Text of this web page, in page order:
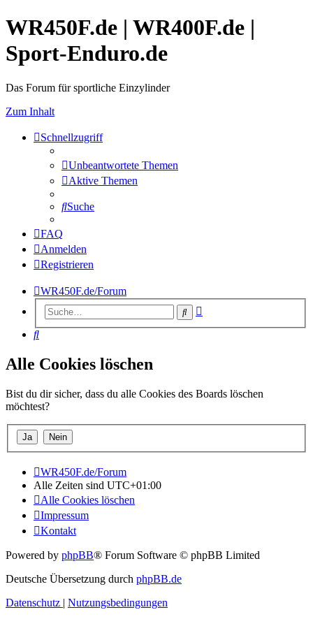
WR450F.de | WR400F.de |
Sport-Enduro.de
Das Forum für sportliche Einzylinder
Zum Inhalt
Schnellzugriff
Unbeantwortete Themen
Aktive Themen
Suche
FAQ
Anmelden
Registrieren
WR450F.de/Forum
Suche
Suche
Alle Cookies löschen
Bist du dir sicher, dass du alle Cookies des Boards löschen
möchtest?
WR450F.de/Forum
Alle Zeiten sind UTC+01:00
Alle Cookies löschen
Impressum
Kontakt
Powered by phpBB® Forum Software © phpBB Limited
Deutsche Übersetzung durch phpBB.de
Datenschutz | Nutzungsbedingungen